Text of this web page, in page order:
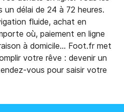
délai de 24 à 72 heures.
fluide, achat en
où, paiement en ligne
à domicile... Foot.fr met
votre rêve : devenir un
vous pour saisir votre